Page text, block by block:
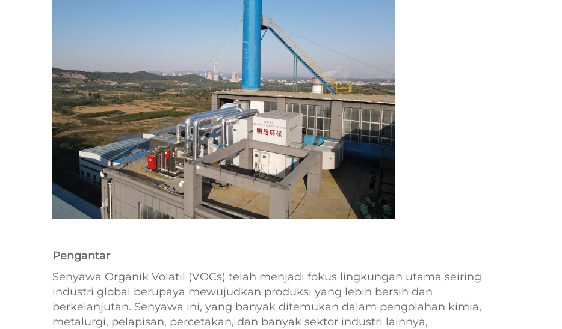
Pengantar
Senyawa Organik Volatil (VOCs) telah menjadi fokus lingkungan utama seiring
industri global berupaya mewujudkan produksi yang lebih bersih dan
berkelanjutan. Senyawa ini, yang banyak ditemukan dalam pengolahan kimia,
metalurgi, pelapisan, percetakan, dan banyak sektor industri lainnya,